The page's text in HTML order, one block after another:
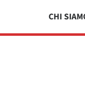
CHI